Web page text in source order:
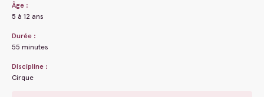
Âge :
5 à 12 ans
Durée :
55 minutes
Discipline :
Cirque